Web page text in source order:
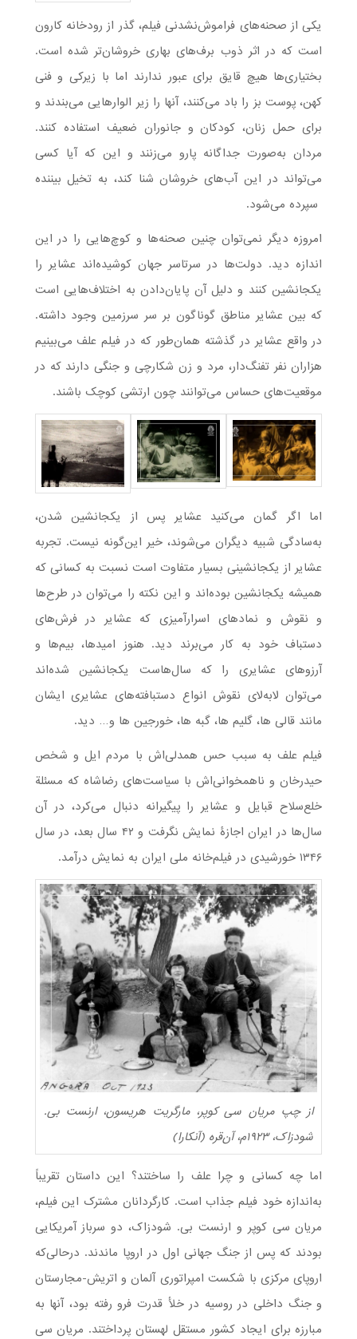
یکی از صحنه‌های فراموش‌نشدنی فیلم، گذر از رودخانه کارون
است که در اثر ذوب برف‌های بهاری خروشان‌تر شده است.
بختیاری‌ها هیچ قایق برای عبور ندارند اما با زیرکی و فنی
کهن، پوست بز را باد می‌کنند، آنها را زیر الوارهایی می‌بندند و
برای حمل زنان، کودکان و جانوران ضعیف استفاده کنند.
مردان به‌صورت جداگانه پارو می‌زنند و این که آیا کسی
می‌تواند در این آب‌های خروشان شنا کند، به تخیل بیننده
سپرده می‌شود.
امروزه دیگر نمی‌توان چنین صحنه‌ها و کوچ‌هایی را در این
اندازه دید. دولت‌ها در سرتاسر جهان کوشیده‌اند عشایر را
یکجانشین کنند و دلیل آن پایان‌دادن به اختلاف‌هایی است
که بین عشایر مناطق گوناگون بر سر سرزمین وجود داشته.
در واقع عشایر در گذشته همان‌طور که در فیلم علف می‌بینیم
هزاران نفر تفنگ‌دار، مرد و زن شکارچی و جنگی دارند که در
موقعیت‌های حساس می‌توانند چون ارتشی کوچک باشند.
اما اگر گمان می‌کنید عشایر پس از یکجانشین شدن،
به‌سادگی شبیه دیگران می‌شوند، خیر این‌گونه نیست. تجربه
عشایر از یکجانشینی بسیار متفاوت است نسبت به کسانی که
همیشه یکجانشین بوده‌اند و این نکته را می‌توان در طرح‌ها
و نقوش و نمادهای اسرارآمیزی که عشایر در فرش‌های
دستباف خود به کار می‌برند دید. هنوز امیدها، بیم‌ها و
آرزوهای عشایری را که سال‌هاست یکجانشین شده‌اند
می‌توان لابه‌لای نقوش انواع دستبافته‌های عشایری ایشان
مانند قالی ها، گلیم ها، گبه ها، خورجین ها و… دید.
فیلم علف به سبب حس همدلی‌اش با مردم ایل و شخص
حیدرخان و ناهمخوانی‌اش با سیاست‌های رضاشاه که مسئلة
خلع‌سلاح قبایل و عشایر را پیگیرانه دنبال می‌کرد، در آن
سال‌ها در ایران اجازۀ نمایش نگرفت و ۴۲ سال بعد، در سال
۱۳۴۶ خورشیدی در فیلم‌خانه ملی ایران به نمایش درآمد.
از چپ مریان سی کوپر، مارگریت هریسون، ارنست بی.
شودزاک، ۱۹۲۳م، آن‌قره (آنکارا)
اما چه کسانی و چرا علف را ساختند؟ این داستان تقریباً
به‌اندازه خود فیلم جذاب است. کارگردانان مشترک این فیلم،
مریان سی کوپر و ارنست بی. شودزاک، دو سرباز آمریکایی
بودند که پس از جنگ جهانی اول در اروپا ماندند. درحالی‌که
اروپای مرکزی با شکست امپراتوری آلمان و اتریش-مجارستان
و جنگ داخلی در روسیه در خلأ قدرت فرو رفته بود، آنها به
مبارزه برای ایجاد کشور مستقل لهستان پرداختند. مریان سی